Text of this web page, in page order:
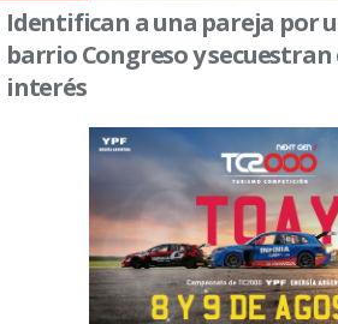
Identifican a una pareja por
barrio Congreso y
interés